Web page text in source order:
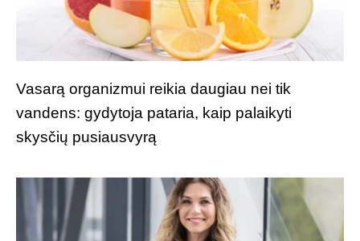
Vasarą organizmui reikia daugiau nei tik
vandens: gydytoja pataria, kaip palaikyti
skysčių pusiausvyrą